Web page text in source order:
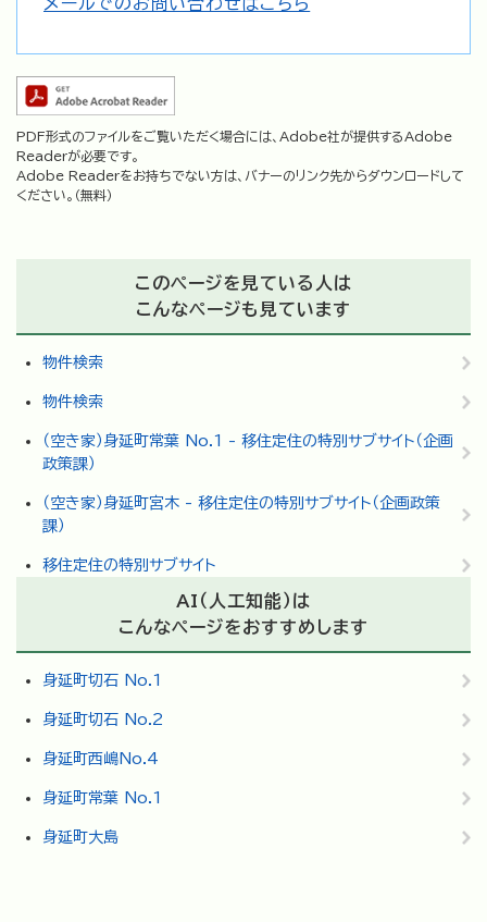
PDF形式のファイルをご覧いただく場合には、Adobe社が提供するAdobe
Readerが必要です。
Adobe Readerをお持ちでない方は、バナーのリンク先からダウンロードして
ください。（無料）
このページを見ている人は
こんなページも見ています
物件検索
物件検索
（空き家）身延町常葉 No.1 - 移住定住の特別サブサイト（企画
政策課）
（空き家）身延町宮木 - 移住定住の特別サブサイト（企画政策
課）
移住定住の特別サブサイト
AI（人工知能）は
こんなページをおすすめします
身延町切石 No.1
身延町切石 No.2
身延町西嶋No.4
身延町常葉 No.1
身延町大島